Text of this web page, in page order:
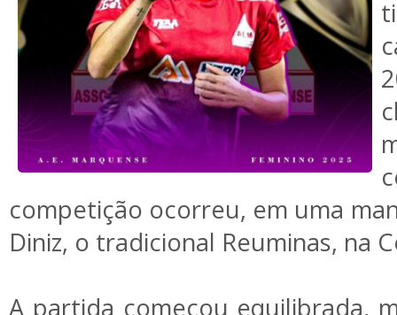
competição ocorreu, em uma
Diniz, o tradicional Reuminas, na
A partida começou equilibrada,